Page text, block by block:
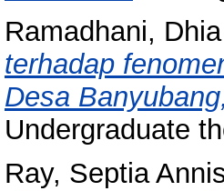
Ramadhani,
terhadap
Desa
Undergraduate
Ray, Septia